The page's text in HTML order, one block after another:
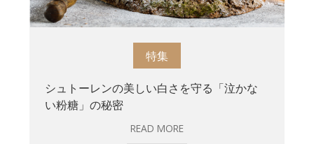
特集
シュトーレンの美しい白さを守る「泣かな
い粉糖」の秘密
READ MORE